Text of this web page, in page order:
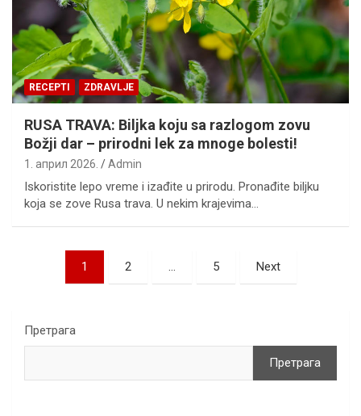
RECEPTI ZDRAVLJE
RUSA TRAVA: Biljka koju sa razlogom zovu
Božji dar – prirodni lek za mnoge bolesti!
1. април 2026. Admin
Iskoristite lepo vreme i izađite u prirodu. Pronađite biljku
koja se zove Rusa trava. U nekim krajevima…
Пагинација
чланака
1 2 … 5 Next
Претрага
Претрага